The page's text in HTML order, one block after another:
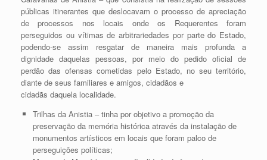
públicas itinerantes que deslocavam o processo de apreciação
de processos nos locais onde os Requerentes foram
perseguidos ou vítimas de arbitrariedades por parte do Estado,
podendo-se assim resgatar de maneira mais profunda a
dignidade daquelas pessoas, por meio do pedido oficial de
perdão das ofensas cometidas pelo Estado, no seu território,
diante de seus familiares e amigos, cidadãos e
cidadãs daquela localidade.
Trilhas da Anistia – tinha por objetivo a promoção da
preservação da memória histórica através da instalação de
monumentos artísticos em locais que foram palco de
perseguições políticas;